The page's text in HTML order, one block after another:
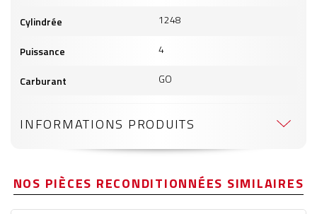
Cylindrée 1248
Puissance 4
Carburant GO
INFORMATIONS PRODUITS
NOS PIÈCES RECONDITIONNÉES SIMILAIRES